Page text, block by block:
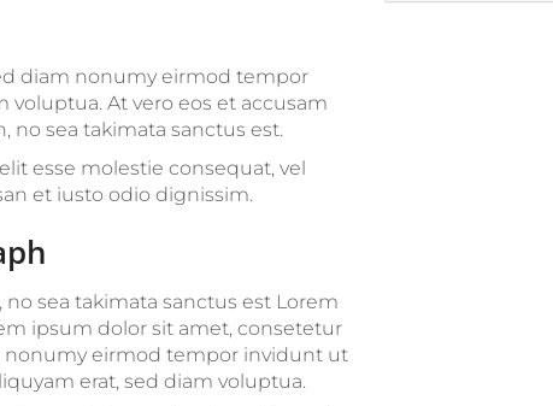
diam nonumy eirmod tempor
At vero eos et accusam
no sea takimata sanctus est.
esse molestie consequat, vel
et iusto odio dignissim.
sea takimata sanctus est Lorem
ipsum dolor sit amet, consetetur
nonumy eirmod tempor invidunt ut
erat, sed diam voluptua.